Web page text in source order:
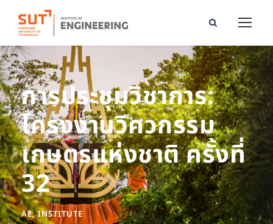
การประชุมวิชาการ:
โครงงานวิศวกรรม
เกษตรแห่งชาติ ครั้งที่
32
AE, INSTITUTE